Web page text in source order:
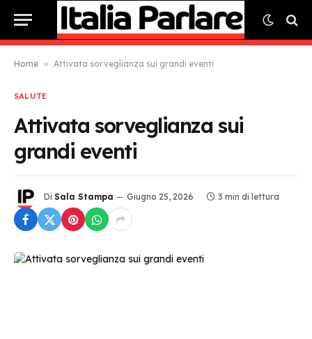
Home » Attivata sorveglianza sui grandi eventi
SALUTE
Attivata sorveglianza sui
grandi eventi
Di Sala Stampa Giugno 25, 2026 3 min di lettura